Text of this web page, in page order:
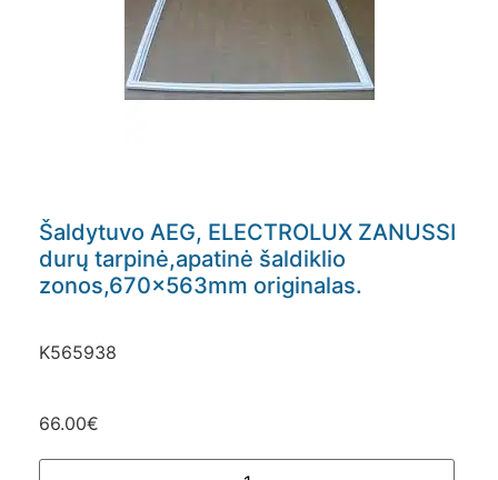
Šaldytuvo AEG, ELECTROLUX ZANUSSI
durų tarpinė,apatinė šaldiklio
zonos,670x563mm originalas.
K565938
66.00€